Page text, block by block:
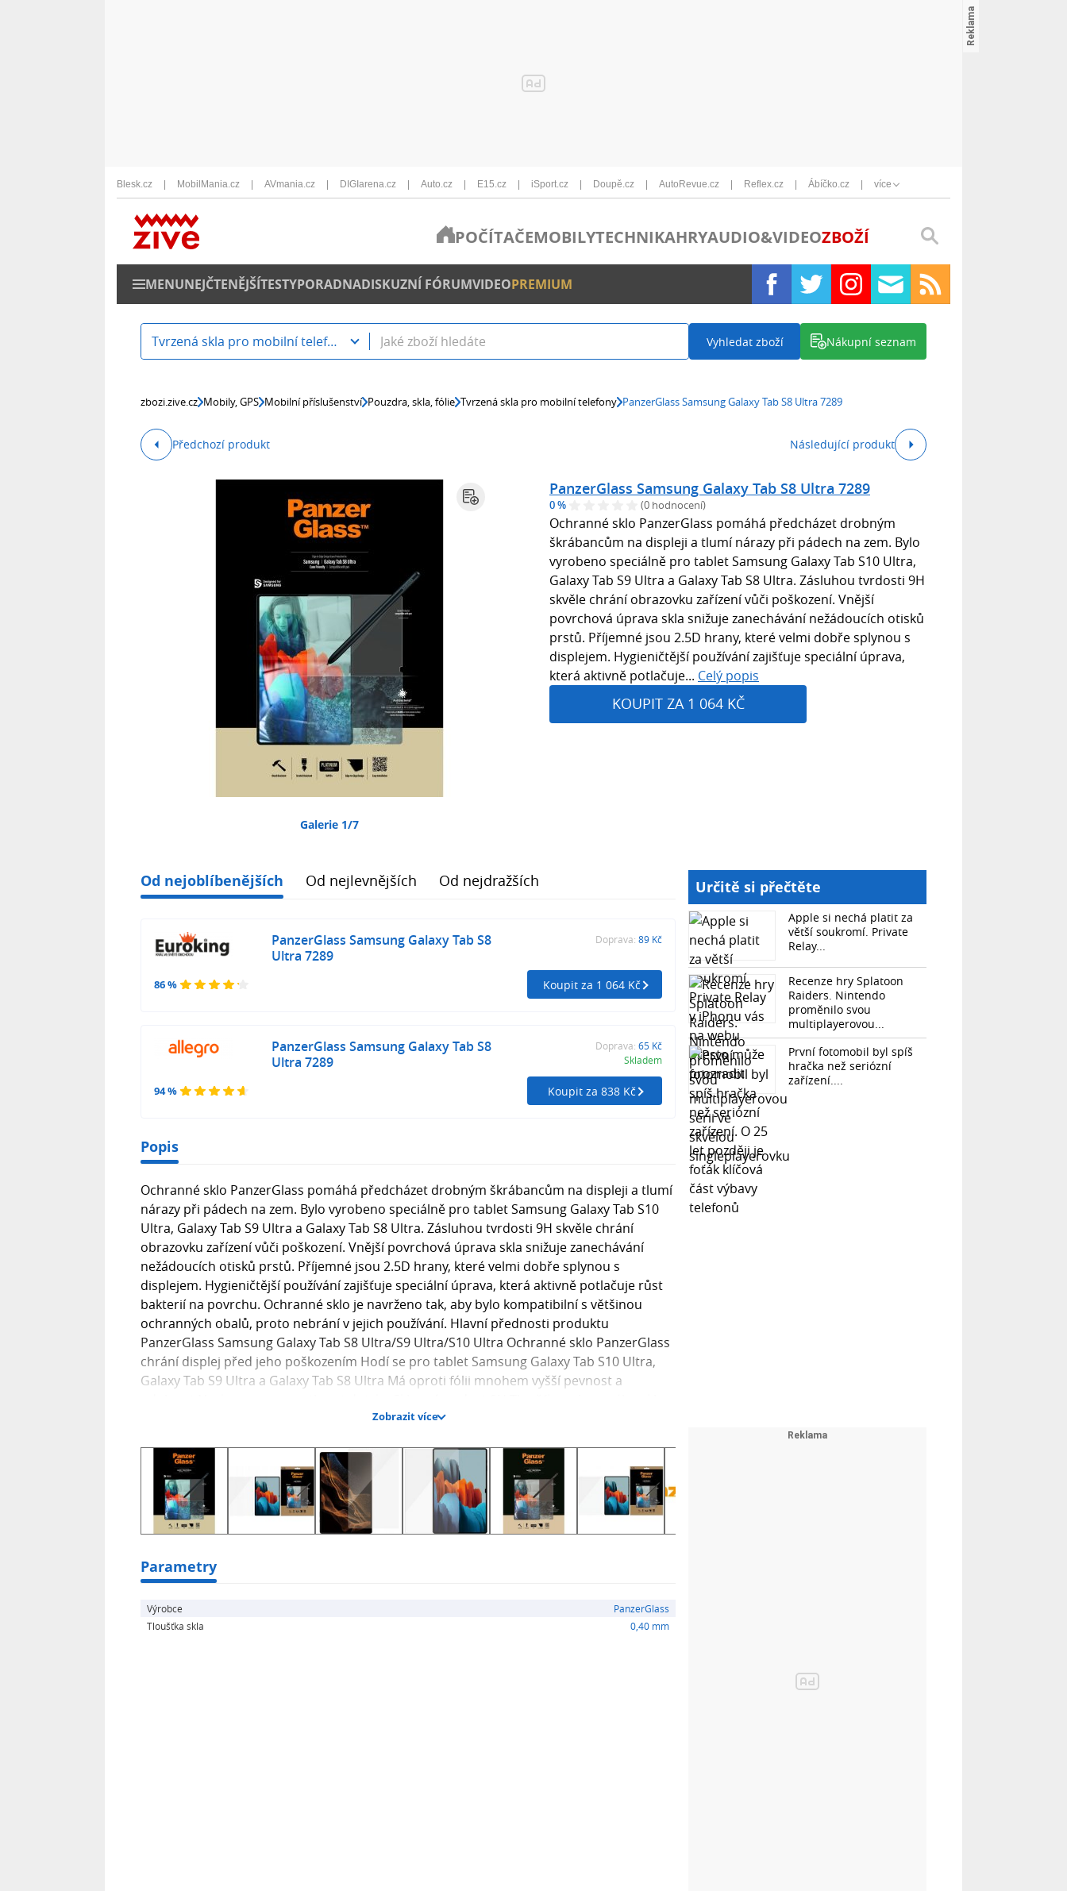
Blesk.cz MobilMania.cz AVmania.cz DIGIarena.cz Auto.cz E15.cz iSport.cz Doupě.cz AutoRevue.cz Reflex.cz Ábíčko.cz více
POČÍTAČEMOBILYTECHNIKAHRYAUDIO&VIDEOZBOŽÍ
MENUNEJČTENĚJŠÍTESTYPORADNADISKUZNÍ FÓRUMVIDEOPREMIUM
Tvrzená skla pro mobilní telefony Vyhledat zboží Nákupní seznam
zbozi.zive.cz Mobily, GPS Mobilní příslušenství Pouzdra, skla, fólie Tvrzená skla pro mobilní telefony PanzerGlass Samsung Galaxy Tab S8 Ultra 7289
Předchozí produkt Následující produkt
Galerie 1/7
PanzerGlass Samsung Galaxy Tab S8 Ultra 7289
0 % (0 hodnocení)
Ochranné sklo PanzerGlass pomáhá předcházet drobným
škrábancům na displeji a tlumí nárazy při pádech na zem. Bylo
vyrobeno speciálně pro tablet Samsung Galaxy Tab S10 Ultra,
Galaxy Tab S9 Ultra a Galaxy Tab S8 Ultra. Zásluhou tvrdosti 9H
skvěle chrání obrazovku zařízení vůči poškození. Vnější
povrchová úprava skla snižuje zanechávání nežádoucích otisků
prstů. Příjemné jsou 2.5D hrany, které velmi dobře splynou s
displejem. Hygieničtější používání zajišťuje speciální úprava,
která aktivně potlačuje... Celý popis
KOUPIT ZA 1 064 KČ
Od nejoblíbenějších Od nejlevnějších Od nejdražších
86 %
PanzerGlass Samsung Galaxy Tab S8
Ultra 7289
Doprava: 89 Kč
Koupit za 1 064 Kč
94 %
PanzerGlass Samsung Galaxy Tab S8
Ultra 7289
Doprava: 65 Kč
Skladem
Koupit za 838 Kč
Popis
Ochranné sklo PanzerGlass pomáhá předcházet drobným škrábancům na displeji a tlumí
nárazy při pádech na zem. Bylo vyrobeno speciálně pro tablet Samsung Galaxy Tab S10
Ultra, Galaxy Tab S9 Ultra a Galaxy Tab S8 Ultra. Zásluhou tvrdosti 9H skvěle chrání
obrazovku zařízení vůči poškození. Vnější povrchová úprava skla snižuje zanechávání
nežádoucích otisků prstů. Příjemné jsou 2.5D hrany, které velmi dobře splynou s
displejem. Hygieničtější používání zajišťuje speciální úprava, která aktivně potlačuje růst
bakterií na povrchu. Ochranné sklo je navrženo tak, aby bylo kompatibilní s většinou
ochranných obalů, proto nebrání v jejich používání. Hlavní přednosti produktu
PanzerGlass Samsung Galaxy Tab S8 Ultra/S9 Ultra/S10 Ultra Ochranné sklo PanzerGlass
chrání displej před jeho poškozením Hodí se pro tablet Samsung Galaxy Tab S10 Ultra,
Galaxy Tab S9 Ultra a Galaxy Tab S8 Ultra Má oproti fólii mnohem vyšší pevnost a
Zobrazit více
Parametry
Výrobce
PanzerGlass
Tloušťka skla
0,40 mm
Určitě si přečtěte
Apple si nechá platit za
větší soukromí. Private
Relay...
Recenze hry Splatoon
Raiders. Nintendo
proměnilo svou
multiplayerovou...
První fotomobil byl spíš
hračka než seriózní
zařízení....